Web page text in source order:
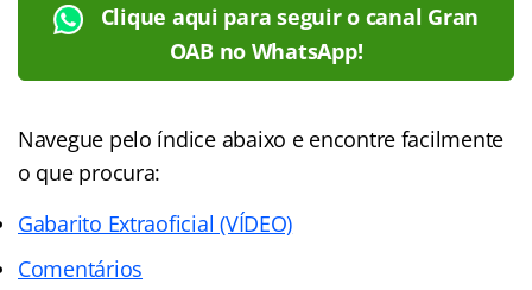
Clique aqui para seguir o canal Gran
OAB no WhatsApp!
Navegue pelo índice abaixo e encontre facilmente
o que procura:
Gabarito Extraoficial (VÍDEO)
Comentários